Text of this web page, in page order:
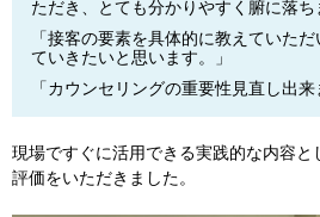
ただき、とても分かりやすく腑に落ち
「接客の要素を具体的に教えていた
ていきたいと思います。」
「カウンセリングの重要性見直し出来
現場ですぐに活用できる実践的な内容
評価をいただきました。